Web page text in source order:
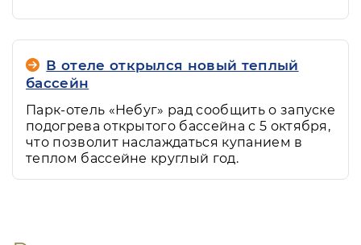
В отеле открылся новый теплый
бассейн
Парк-отель «Небуг» рад сообщить о запуске
подогрева открытого бассейна с 5 октября,
что позволит наслаждаться купанием в
теплом бассейне круглый год.